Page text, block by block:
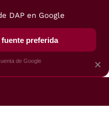
DE AIRE GUÍAS DE
×
DAP en Google
preferida
de Google